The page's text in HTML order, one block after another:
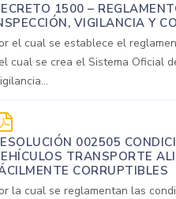
1500 –
VIGILANCIA Y
el cual se establece el
cual se crea el Sistema Oficial
002505
TRANSPORTE
CORRUPTIBLES
la cual se reglamentan las